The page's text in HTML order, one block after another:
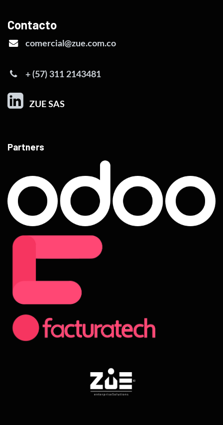
Contacto
comercial@zue.com.co
+ (57) 311 2143481
ZUE SAS
Partners